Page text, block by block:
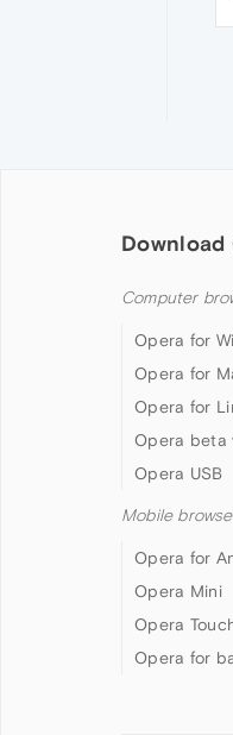
Download
Computer
Opera for
Opera for
Opera for
Opera beta
Opera USB
Mobile
Opera for
Opera Mini
Opera
Opera for